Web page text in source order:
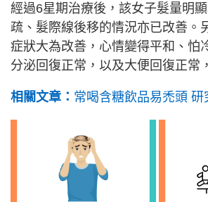
經過6星期治療後，該女子髮量明
疏、髮際線後移的情況亦已改善。
症狀大為改善，心情變得平和、怕
分泌回復正常，以及大便回復正常
相關文章： 常喝含糖飲品易禿頭